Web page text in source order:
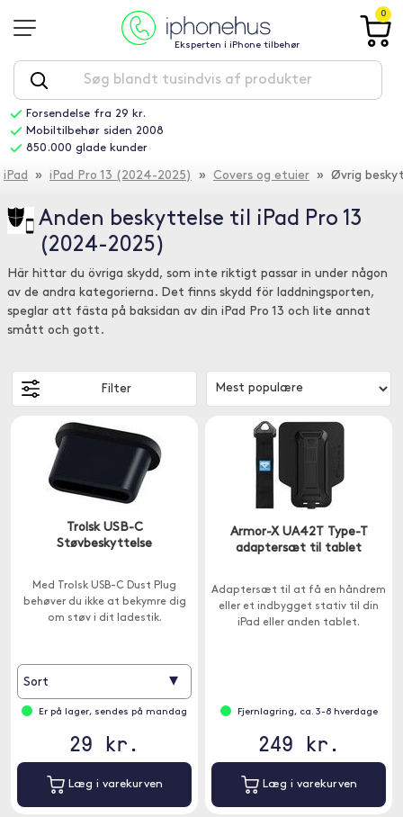
Eksperten i iPhone tilbehør
0
Forsendelse fra 29 kr.
Mobiltilbehør siden 2008
850.000 glade kunder
iPad » iPad Pro 13 (2024-2025) » Covers og etuier » Øvrig
Anden beskyttelse til iPad Pro 13
(2024-2025)
Här hittar du övriga skydd, som inte riktigt passar in under någon
av de andra kategorierna. Det finns skydd för laddningsporten,
speglar att fästa på baksidan av din iPad Pro 13 och lite annat
smått och gott.
Filter
Trolsk USB-C
Støvbeskyttelse
Med Trolsk USB-C Dust Plug
behøver du ikke at bekymre dig
om støv i dit ladestik.
Sort ▾
Er på lager, sendes på mandag
29 kr.
Læg i varekurven
Armor-X UA42T Type-T
adaptersæt til tablet
Adaptersæt til at få en håndrem
eller et indbygget stativ til din
iPad eller anden tablet.
Fjernlagring, ca. 3-8 hverdage
249 kr.
Læg i varekurven